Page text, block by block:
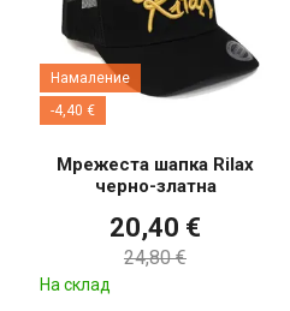
Намаление
-4,40 €
Мрежеста шапка Rilax
черно-златна
20,40 €
24,80 €
На склад